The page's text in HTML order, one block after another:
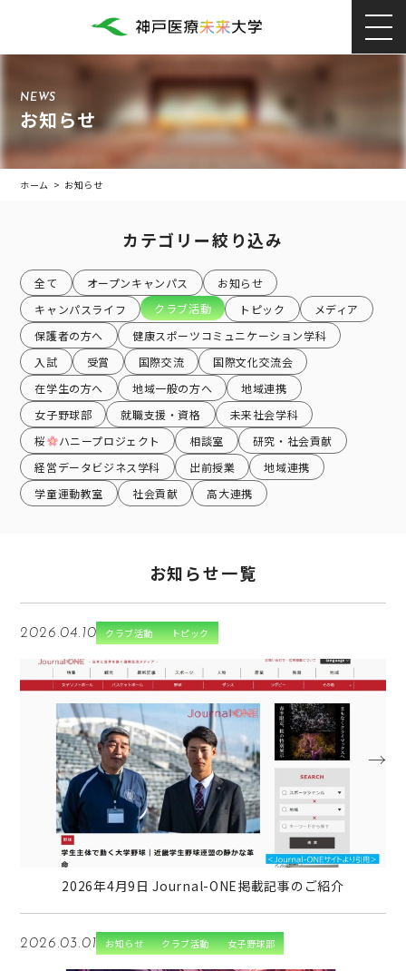
NEWS
お知らせ
ホーム > お知らせ
カテゴリー絞り込み
全て オープンキャンパス
お知らせ
キャンパスライフ
クラブ活動 トピック
メディア
保護者の方へ
健康スポーツコミュニケーション学科
入試
受賞 国際交流
国際文化交流会
在学生の方へ
地域一般の方へ
地域連携
女子野球部
就職支援・資格
未来社会学科
桜
ハニープロジェクト 相談室
研究・社会貢献
経営データビジネス学科
出前授業
地域連携
学童運動教室
社会貢献 高大連携
お知らせ一覧
2026.04.10 クラブ活動 トピック
2026年4月9日 Journal-ONE掲載記事のご紹介
→
2026.03.01 お知らせ クラブ活動 女子野球部